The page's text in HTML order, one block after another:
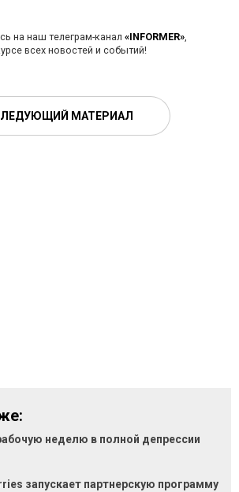
на наш телеграм-канал «INFORMER»,
всех новостей и событий!
МАТЕРИАЛ
неделю в полной депрессии
запускает партнерскую программу